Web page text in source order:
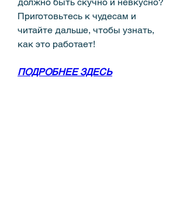
Приготовьтесь к чудесам и
читайте дальше, чтобы узнать,
как это работает!
ПОДРОБНЕЕ ЗДЕСЬ